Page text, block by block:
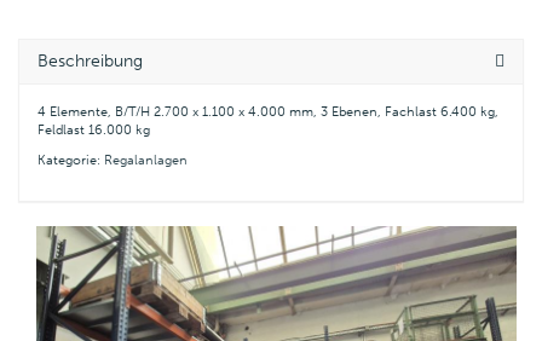
Beschreibung
4 Elemente, B/T/H 2.700 x 1.100 x 4.000 mm, 3 Ebenen, Fachlast 6.400 kg,
Feldlast 16.000 kg
Kategorie: Regalanlagen